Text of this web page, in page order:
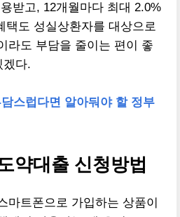
받고, 12개월마다 최대 2.0%
택도 성실상환자를 대상으로
라도 부담을 줄이는 편이 좋
겠다.
스럽다면 알아둬야 할 정부
약대출 신청방법
마트폰으로 가입하는 상품이